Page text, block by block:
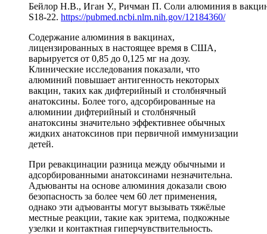
Бейлор Н.В., Иган У., Ричман П. Соли алюминия в
S18-22. https://pubmed.ncbi.nlm.nih.gov/12184360/
Содержание алюминия в вакцинах,
лицензированных в настоящее время в США,
варьируется от 0,85 до 0,125 мг на дозу.
Клинические исследования показали, что
алюминий повышает антигенность некоторых
вакцин, таких как дифтерийный и столбнячный
анатоксины. Более того, адсорбированные на
алюминии дифтерийный и столбнячный
анатоксины значительно эффективнее обычных
жидких анатоксинов при первичной иммунизации
детей.
При ревакцинации разница между обычными и
адсорбированными анатоксинами незначительна.
Адъюванты на основе алюминия доказали свою
безопасность за более чем 60 лет применения,
однако эти адъюванты могут вызывать тяжёлые
местные реакции, такие как эритема, подкожные
узелки и контактная гиперчувствительность.